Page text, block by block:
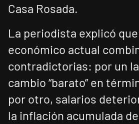
Casa Rosada.
La periodista explicó
económico actual
contradictorias: por un
cambio “barato” en
por otro, salarios
la inflación acumulada